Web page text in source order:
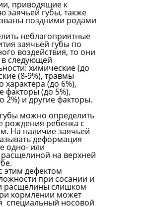
приводящие к
заячьей губы, также
поздними родами
неблагоприятные
заячьей губы по
воздействия, то они
следующей
химические (до
(8-9%), травмы
характера (до 6%),
факторы (до 5%),
2%) и другие факторы.
можно определить
рождения ребенка с
На наличие заячьей
деформация
одно- или
на верхней
этим дефектом
при сосании и
расщелины слишком
кормлении может
специальный носовой